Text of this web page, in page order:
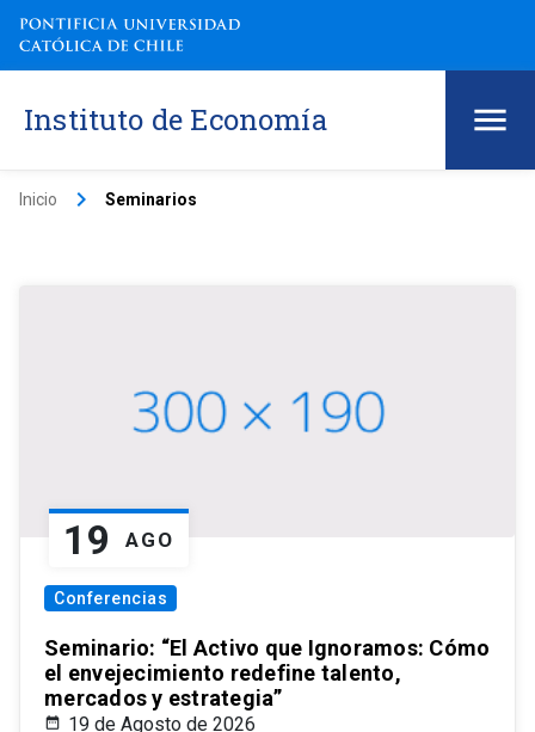
Instituto de Economía
Inicio keyboard_arrow_right Seminarios
19 AGO
Conferencias
Seminario: “El Activo que Ignoramos: Cómo
el envejecimiento redefine talento,
mercados y estrategia”
19 de Agosto de 2026